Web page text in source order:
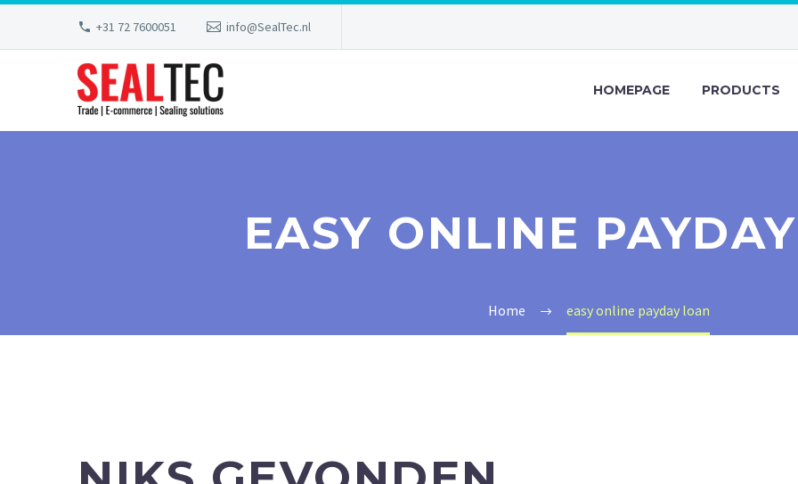
+31 72 7600051 info@SealTec.nl
HOMEPAGE PRODUCTS
EASY ONLINE
Home easy online payday loan